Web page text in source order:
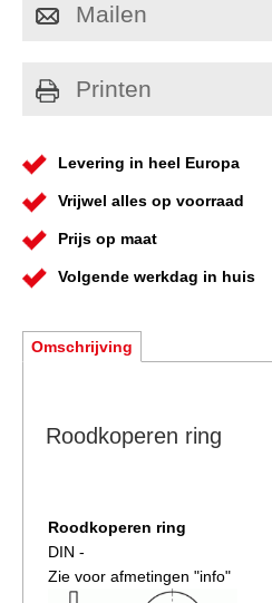
Mailen
Printen
Levering in heel Europa
Vrijwel alles op voorraad
Prijs op maat
Volgende werkdag in huis
Omschrijving
Roodkoperen ring
Roodkoperen ring
DIN -
Zie voor afmetingen "info"